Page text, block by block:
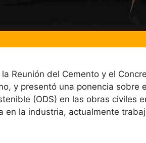
Reunión del Cemento y el
y presentó una ponencia sobre
(ODS) en las obras civiles
en la industria, actualmente